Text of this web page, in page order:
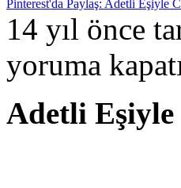
Pinterest'da Paylaş: Adetli Eşiyle
14 yıl önce
yoruma
Adetli Eşiyle